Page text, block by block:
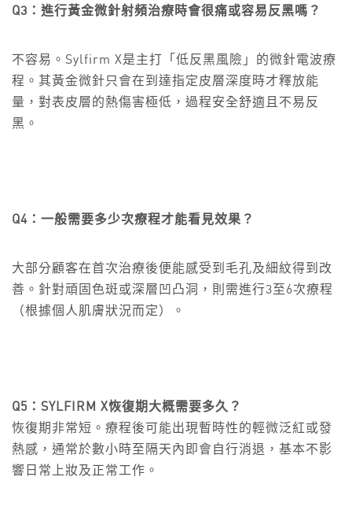
Q3：進行黃金微針射頻治療時會很痛或容易反黑嗎？
不容易。Sylfirm X是主打「低反黑風險」的微針電波療
程。其黃金微針只會在到達指定皮層深度時才釋放能
量，對表皮層的熱傷害極低，過程安全舒適且不易反
黑。
Q4：一般需要多少次療程才能看見效果？
大部分顧客在首次治療後便能感受到毛孔及細紋得到改
善。針對頑固色斑或深層凹凸洞，則需進行3至6次療程
（根據個人肌膚狀況而定）。
Q5：SYLFIRM X恢復期大概需要多久？
恢復期非常短。療程後可能出現暫時性的輕微泛紅或發
熱感，通常於數小時至隔天內即會自行消退，基本不影
響日常上妝及正常工作。